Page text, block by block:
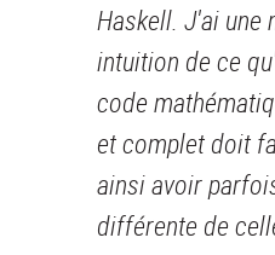
Haskell. J'ai une
intuition de ce
code
et complet doit
ainsi avoir
différente de